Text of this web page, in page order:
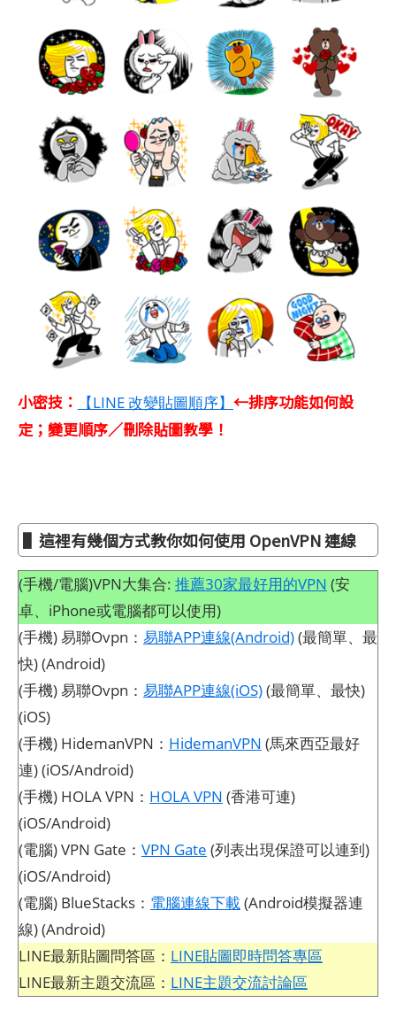
小密技： 【LINE 改變貼圖順序】 ←排序功能如何設
定；變更順序／刪除貼圖教學！
▌這裡有幾個方式教你如何使用 OpenVPN 連線
(手機/電腦)VPN大集合: 推薦30家最好用的VPN (安
卓、iPhone或電腦都可以使用)
(手機) 易聯Ovpn： 易聯APP連線(Android)(最簡單、最
快) (Android)
(手機) 易聯Ovpn： 易聯APP連線(iOS)(最簡單、最快)
(iOS)
(手機) HidemanVPN： HidemanVPN (馬來西亞最好
連) (iOS/Android)
(手機) HOLA VPN： HOLA VPN (香港可連)
(iOS/Android)
(電腦) VPN Gate： VPN Gate (列表出現保證可以連到)
(iOS/Android)
(電腦) BlueStacks： 電腦連線下載(Android模擬器連
線) (Android)
LINE最新貼圖問答區： LINE貼圖即時問答專區
LINE最新主題交流區： LINE主題交流討論區